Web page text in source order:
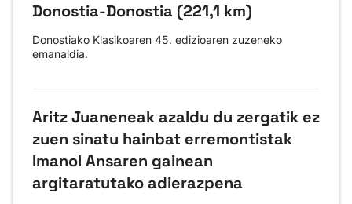
Donostia-Donostia (221,1 km)
Donostiako Klasikoaren 45. edizioaren zuzeneko
emanaldia.
Aritz Juaneneak azaldu du zergatik ez
zuen sinatu hainbat erremontistak
Imanol Ansaren gainean
argitaratutako adierazpena